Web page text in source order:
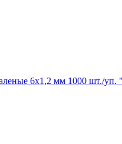
6x1,2 мм 1000 шт./уп.